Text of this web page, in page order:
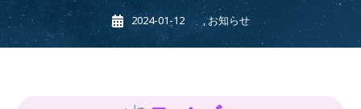
2024-01-12 ,お知らせ